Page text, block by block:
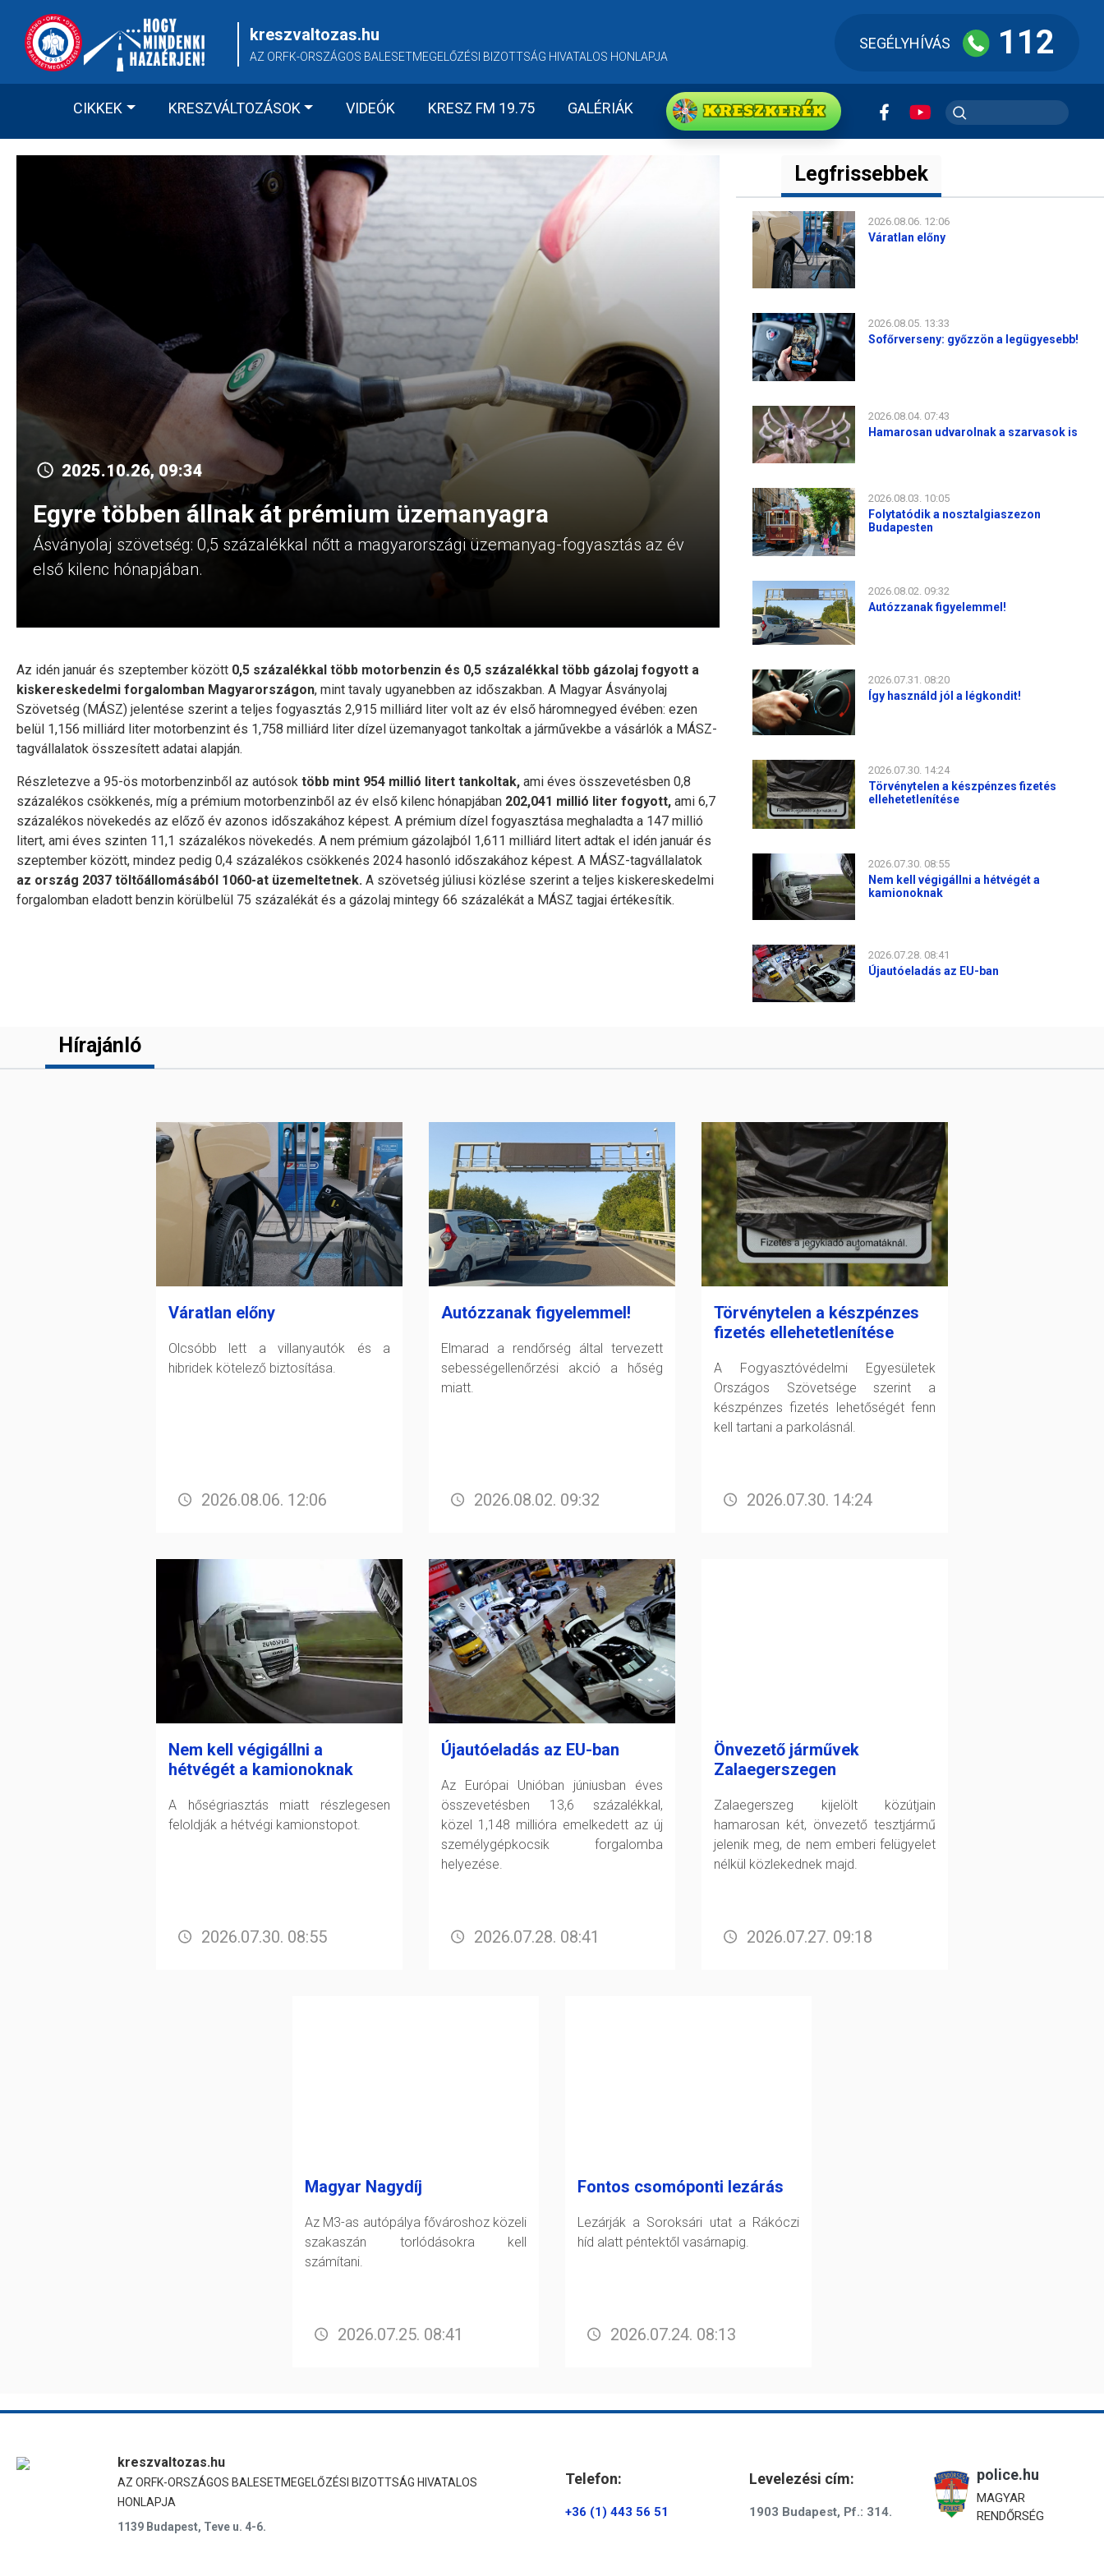
content
kreszvaltozas.hu
AZ ORFK-ORSZÁGOS BALESETMEGELŐZÉSI BIZOTTSÁG HIVATALOS HONLAPJA
SEGÉLYHÍVÁS 112
CIKKEK KRESZVÁLTOZÁSOK VIDEÓK KRESZ FM 19.75 GALÉRIÁK KRESZkerék
2025.10.26, 09:34
Egyre többen állnak át prémium üzemanyagra
Ásványolaj szövetség: 0,5 százalékkal nőtt a magyarországi üzemanyag-fogyasztás az év
első kilenc hónapjában.
Az idén január és szeptember között 0,5 százalékkal több motorbenzin és 0,5 százalékkal több gázolaj fogyott a
kiskereskedelmi forgalomban Magyarországon, mint tavaly ugyanebben az időszakban. A Magyar Ásványolaj
Szövetség (MÁSZ) jelentése szerint a teljes fogyasztás 2,915 milliárd liter volt az év első háromnegyed évében: ezen
belül 1,156 milliárd liter motorbenzint és 1,758 milliárd liter dízel üzemanyagot tankoltak a járművekbe a vásárlók a MÁSZ-
tagvállalatok összesített adatai alapján.
Részletezve a 95-ös motorbenzinből az autósok több mint 954 millió litert tankoltak, ami éves összevetésben 0,8
százalékos csökkenés, míg a prémium motorbenzinből az év első kilenc hónapjában 202,041 millió liter fogyott, ami 6,7
százalékos növekedés az előző év azonos időszakához képest. A prémium dízel fogyasztása meghaladta a 147 millió
litert, ami éves szinten 11,1 százalékos növekedés. A nem prémium gázolajból 1,611 milliárd litert adtak el idén január és
szeptember között, mindez pedig 0,4 százalékos csökkenés 2024 hasonló időszakához képest. A MÁSZ-tagvállalatok
az ország 2037 töltőállomásából 1060-at üzemeltetnek. A szövetség júliusi közlése szerint a teljes kiskereskedelmi
forgalomban eladott benzin körülbelül 75 százalékát és a gázolaj mintegy 66 százalékát a MÁSZ tagjai értékesítik.
Legfrissebbek
2026.08.06. 12:06
Váratlan előny
2026.08.05. 13:33
Sofőrverseny: győzzön a legügyesebb!
2026.08.04. 07:43
Hamarosan udvarolnak a szarvasok is
2026.08.03. 10:05
Folytatódik a nosztalgiaszezon
Budapesten
2026.08.02. 09:32
Autózzanak figyelemmel!
2026.07.31. 08:20
Így használd jól a légkondit!
2026.07.30. 14:24
Törvénytelen a készpénzes fizetés
ellehetetlenítése
2026.07.30. 08:55
Nem kell végigállni a hétvégét a
kamionoknak
2026.07.28. 08:41
Újautóeladás az EU-ban
Hírajánló
Váratlan előny
Olcsóbb lett a villanyautók és a
hibridek kötelező biztosítása.
2026.08.06. 12:06
Autózzanak figyelemmel!
Elmarad a rendőrség által tervezett
sebességellenőrzési akció a hőség
miatt.
2026.08.02. 09:32
Törvénytelen a készpénzes
fizetés ellehetetlenítése
A Fogyasztóvédelmi Egyesületek
Országos Szövetsége szerint a
készpénzes fizetés lehetőségét fenn
kell tartani a parkolásnál.
2026.07.30. 14:24
Nem kell végigállni a
hétvégét a kamionoknak
A hőségriasztás miatt részlegesen
feloldják a hétvégi kamionstopot.
2026.07.30. 08:55
Újautóeladás az EU-ban
Az Európai Unióban júniusban éves
összevetésben 13,6 százalékkal,
közel 1,148 millióra emelkedett az új
személygépkocsik forgalomba
helyezése.
2026.07.28. 08:41
Önvezető járművek
Zalaegerszegen
Zalaegerszeg kijelölt közútjain
hamarosan két, önvezető tesztjármű
jelenik meg, de nem emberi felügyelet
nélkül közlekednek majd.
2026.07.27. 09:18
Magyar Nagydíj
Az M3-as autópálya fővároshoz közeli
szakaszán torlódásokra kell
számítani.
2026.07.25. 08:41
Fontos csomóponti lezárás
Lezárják a Soroksári utat a Rákóczi
híd alatt péntektől vasárnapig.
2026.07.24. 08:13
kreszvaltozas.hu
AZ ORFK-ORSZÁGOS BALESETMEGELŐZÉSI BIZOTTSÁG HIVATALOS
HONLAPJA
1139 Budapest, Teve u. 4-6.
Telefon:
+36 (1) 443 56 51
Levelezési cím:
1903 Budapest, Pf.: 314.
police.hu
MAGYAR
RENDŐRSÉG